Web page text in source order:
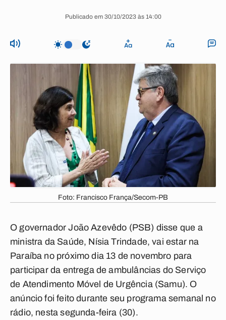
Publicado em 30/10/2023 às 14:00
Foto: Francisco França/Secom-PB
O governador João Azevêdo (PSB) disse que a
ministra da Saúde, Nísia Trindade, vai estar na
Paraíba no próximo dia 13 de novembro para
participar da entrega de ambulâncias do Serviço
de Atendimento Móvel de Urgência (Samu). O
anúncio foi feito durante seu programa semanal no
rádio, nesta segunda-feira (30).